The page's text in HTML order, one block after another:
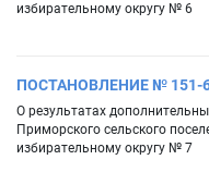
избирательному округу № 6
ПОСТАНОВЛЕНИЕ № 151-6
О результатах
Приморского сельского
избирательному округу № 7